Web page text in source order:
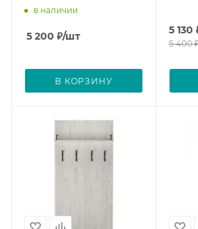
в наличии
5 200 ₽/шт
В КОРЗИНУ
5 130
5 400